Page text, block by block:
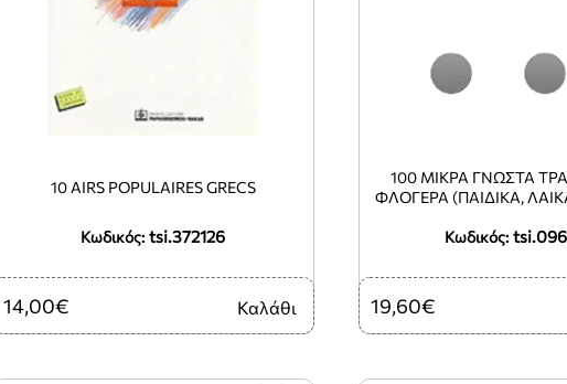
Κωδικός: tsi.372126
10 AIRS POPULAIRES GRECS
14,00€ Καλάθι
Κωδικός:
100 ΜΙΚΡΑ ΓΝΩΣΤΑ
ΦΛΟΓΕΡΑ (ΠΑΙΔΙΚΑ,
ΚΑΙ ΑΛΛΕΣ
19,60€